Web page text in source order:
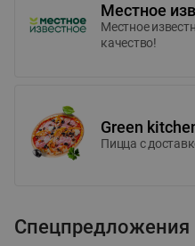
Местное
Местное
качество!
Green
Пицца c
Спецпредложения